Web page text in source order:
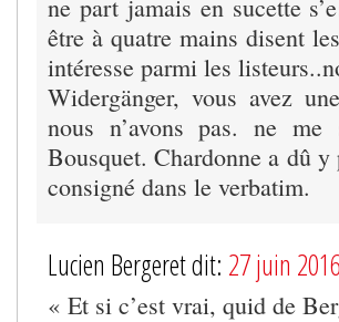
ne part jamais en sucette
être à quatre mains disent
intéresse parmi les
Widergänger, vous avez
nous n’avons pas. ne
Bousquet. Chardonne a dû
consigné dans le verbatim.
Lucien Bergeret dit: 27 juin
« Et si c’est vrai, quid de